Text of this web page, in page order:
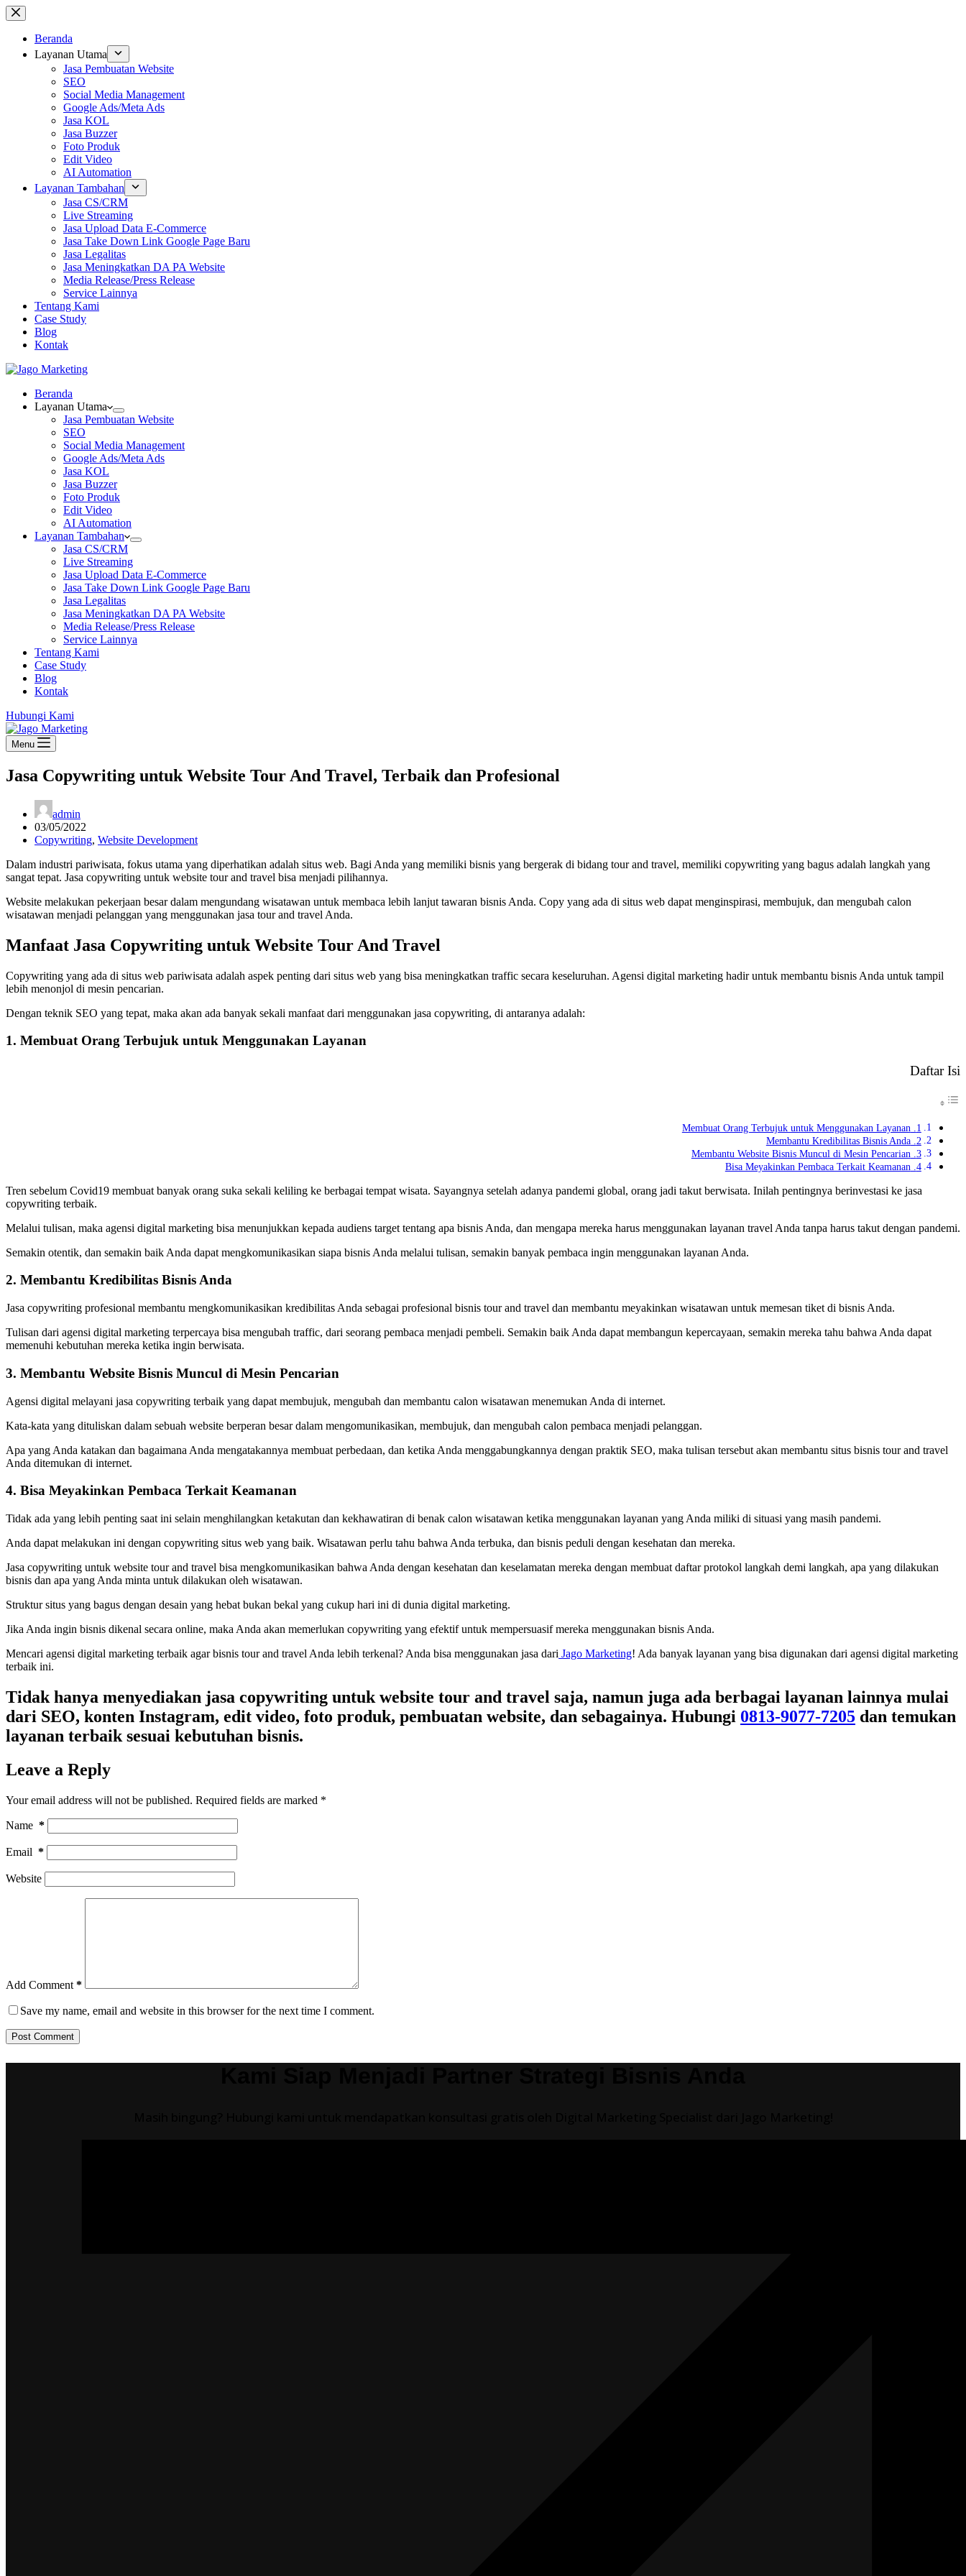
Skip
to
contentBeranda
Layanan Utama
Jasa Pembuatan Website
SEO
Social Media Management
Google Ads/Meta Ads
Jasa KOL
Jasa Buzzer
Foto Produk
Edit Video
AI Automation
Layanan Tambahan
Jasa CS/CRM
Live Streaming
Jasa Upload Data E-Commerce
Jasa Take Down Link Google Page Baru
Jasa Legalitas
Jasa Meningkatkan DA PA Website
Media Release/Press Release
Service Lainnya
Tentang Kami
Case Study
Blog
Kontak
Beranda
Layanan Utama
Jasa Pembuatan Website
SEO
Social Media Management
Google Ads/Meta Ads
Jasa KOL
Jasa Buzzer
Foto Produk
Edit Video
AI Automation
Layanan Tambahan
Jasa CS/CRM
Live Streaming
Jasa Upload Data E-Commerce
Jasa Take Down Link Google Page Baru
Jasa Legalitas
Jasa Meningkatkan DA PA Website
Media Release/Press Release
Service Lainnya
Tentang Kami
Case Study
Blog
Kontak
Hubungi Kami
Menu
Jasa Copywriting untuk Website Tour And Travel, Terbaik dan Profesional
admin
03/05/2022
Copywriting, Website Development
Dalam industri pariwisata, fokus utama yang diperhatikan adalah situs web. Bagi Anda yang memiliki bisnis yang bergerak di bidang tour and travel, memiliki copywriting yang bagus adalah langkah yang
sangat tepat. Jasa copywriting untuk website tour and travel bisa menjadi pilihannya.
Website melakukan pekerjaan besar dalam mengundang wisatawan untuk membaca lebih lanjut tawaran bisnis Anda. Copy yang ada di situs web dapat menginspirasi, membujuk, dan mengubah calon
wisatawan menjadi pelanggan yang menggunakan jasa tour and travel Anda.
Manfaat Jasa Copywriting untuk Website Tour And Travel
Copywriting yang ada di situs web pariwisata adalah aspek penting dari situs web yang bisa meningkatkan traffic secara keseluruhan. Agensi digital marketing hadir untuk membantu bisnis Anda untuk tampil
lebih menonjol di mesin pencarian.
Dengan teknik SEO yang tepat, maka akan ada banyak sekali manfaat dari menggunakan jasa copywriting, di antaranya adalah:
1. Membuat Orang Terbujuk untuk Menggunakan Layanan
Daftar Isi
1. Membuat Orang Terbujuk untuk Menggunakan Layanan
2. Membantu Kredibilitas Bisnis Anda
3. Membantu Website Bisnis Muncul di Mesin Pencarian
4. Bisa Meyakinkan Pembaca Terkait Keamanan
Tren sebelum Covid19 membuat banyak orang suka sekali keliling ke berbagai tempat wisata. Sayangnya setelah adanya pandemi global, orang jadi takut berwisata. Inilah pentingnya berinvestasi ke jasa
copywriting terbaik.
Melalui tulisan, maka agensi digital marketing bisa menunjukkan kepada audiens target tentang apa bisnis Anda, dan mengapa mereka harus menggunakan layanan travel Anda tanpa harus takut dengan pandemi.
Semakin otentik, dan semakin baik Anda dapat mengkomunikasikan siapa bisnis Anda melalui tulisan, semakin banyak pembaca ingin menggunakan layanan Anda.
2. Membantu Kredibilitas Bisnis Anda
Jasa copywriting profesional membantu mengkomunikasikan kredibilitas Anda sebagai profesional bisnis tour and travel dan membantu meyakinkan wisatawan untuk memesan tiket di bisnis Anda.
Tulisan dari agensi digital marketing terpercaya bisa mengubah traffic, dari seorang pembaca menjadi pembeli. Semakin baik Anda dapat membangun kepercayaan, semakin mereka tahu bahwa Anda dapat
memenuhi kebutuhan mereka ketika ingin berwisata.
3. Membantu Website Bisnis Muncul di Mesin Pencarian
Agensi digital melayani jasa copywriting terbaik yang dapat membujuk, mengubah dan membantu calon wisatawan menemukan Anda di internet.
Kata-kata yang dituliskan dalam sebuah website berperan besar dalam mengomunikasikan, membujuk, dan mengubah calon pembaca menjadi pelanggan.
Apa yang Anda katakan dan bagaimana Anda mengatakannya membuat perbedaan, dan ketika Anda menggabungkannya dengan praktik SEO, maka tulisan tersebut akan membantu situs bisnis tour and travel
Anda ditemukan di internet.
4. Bisa Meyakinkan Pembaca Terkait Keamanan
Tidak ada yang lebih penting saat ini selain menghilangkan ketakutan dan kekhawatiran di benak calon wisatawan ketika menggunakan layanan yang Anda miliki di situasi yang masih pandemi.
Anda dapat melakukan ini dengan copywriting situs web yang baik. Wisatawan perlu tahu bahwa Anda terbuka, dan bisnis peduli dengan kesehatan dan mereka.
Jasa copywriting untuk website tour and travel bisa mengkomunikasikan bahwa Anda dengan kesehatan dan keselamatan mereka dengan membuat daftar protokol langkah demi langkah, apa yang dilakukan
bisnis dan apa yang Anda minta untuk dilakukan oleh wisatawan.
Struktur situs yang bagus dengan desain yang hebat bukan bekal yang cukup hari ini di dunia digital marketing.
Jika Anda ingin bisnis dikenal secara online, maka Anda akan memerlukan copywriting yang efektif untuk mempersuasif mereka menggunakan bisnis Anda.
Mencari agensi digital marketing terbaik agar bisnis tour and travel Anda lebih terkenal? Anda bisa menggunakan jasa dari Jago Marketing! Ada banyak layanan yang bisa digunakan dari agensi digital marketing
terbaik ini.
Tidak hanya menyediakan jasa copywriting untuk website tour and travel saja, namun juga ada berbagai layanan lainnya mulai
dari SEO, konten Instagram, edit video, foto produk, pembuatan website, dan sebagainya. Hubungi 0813-9077-7205 dan temukan
layanan terbaik sesuai kebutuhan bisnis.
Leave a Reply
Your email address will not be published. Required fields are marked *
Name *
Email *
Website
Add Comment *
Save my name, email and website in this browser for the next time I comment.
Post Comment